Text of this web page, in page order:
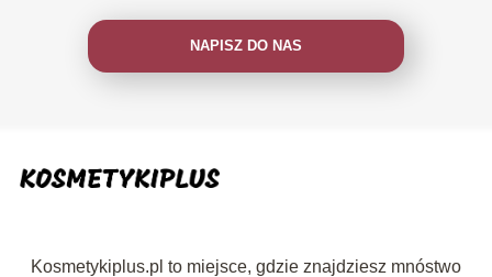
NAPISZ DO NAS
Kosmetykiplus.pl to miejsce, gdzie znajdziesz mnóstwo